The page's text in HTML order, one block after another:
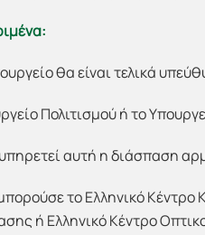
θα είναι τελικά
Πολιτισμού ή το
αυτή η διάσπαση
το Ελληνικό Κέντρο
ή Ελληνικό Κέντρο